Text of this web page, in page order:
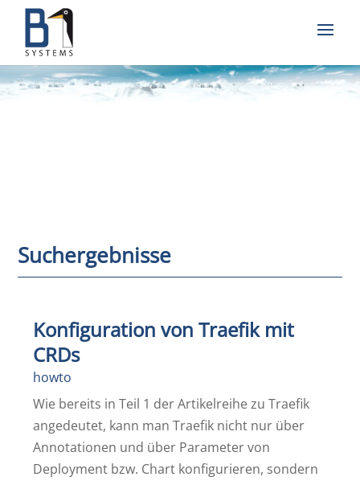
Suchergebnisse
Konfiguration von Traefik mit
CRDs
howto
Wie bereits in Teil 1 der Artikelreihe zu Traefik
angedeutet, kann man Traefik nicht nur über
Annotationen und über Parameter von
Deployment bzw. Chart konfigurieren, sondern